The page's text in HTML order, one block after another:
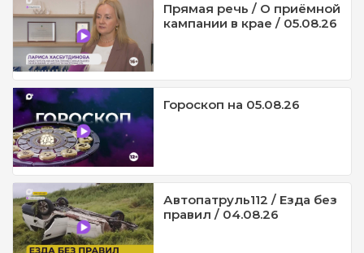
Прямая речь / О приёмной
кампании в крае / 05.08.26
Гороскоп на 05.08.26
Автопатруль112 / Езда без
правил / 04.08.26